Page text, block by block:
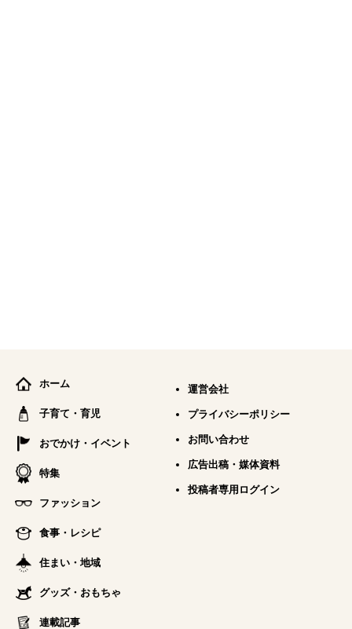
ホーム
子育て・育児
おでかけ・イベント
特集
ファッション
食事・レシピ
住まい・地域
グッズ・おもちゃ
連載記事
運営会社
プライバシーポリシー
お問い合わせ
広告出稿・媒体資料
投稿者専用ログイン